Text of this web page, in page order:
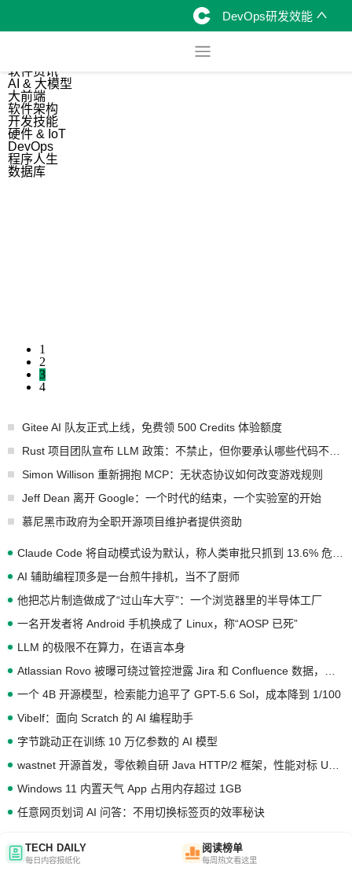
DevOps研发效能
软件资讯
AI & 大模型
大前端
软件架构
开发技能
硬件 & IoT
DevOps
程序人生
数据库
1
2
3
4
Gitee AI 队友正式上线，免费领 500 Credits 体验额度
Simon Willison 重新拥抱 MCP：无状态协议如何改变游戏规则
Jeff Dean 离开 Google：一个时代的结束，一个实验室的开始
慕尼黑市政府为全职开源项目维护者提供资助
AI 辅助编程顶多是一台煎牛排机，当不了厨师
他把芯片制造做成了“过山车大亨”：一个浏览器里的半导体工厂
一名开发者将 Android 手机换成了 Linux，称“AOSP 已死”
LLM 的极限不在算力，在语言本身
一个 4B 开源模型，检索能力追平了 GPT-5.6 Sol，成本降到 1/100
Vibelf：面向 Scratch 的 AI 编程助手
字节跳动正在训练 10 万亿参数的 AI 模型
Windows 11 内置天气 App 占用内存超过 1GB
任意网页划词 AI 问答：不用切换标签页的效率秘诀
TECH DAILY
每日内容报纸化
阅读榜单
每周热文看这里